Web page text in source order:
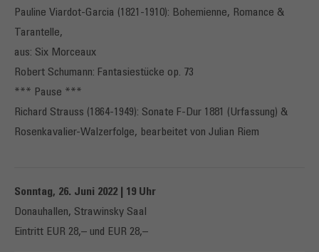
Pauline Viardot-Garcia (1821-1910): Bohemienne, Romance &
Tarantelle,
aus: Six Morceaux
Robert Schumann: Fantasiestücke op. 73
*** Pause ***
Richard Strauss (1864-1949): Sonate F-Dur 1881 (Urfassung) &
Rosenkavalier-Walzerfolge, bearbeitet von Julian Riem
Sonntag, 26. Juni 2022 | 19 Uhr
Donauhallen, Strawinsky Saal
Eintritt EUR 28,– und EUR 28,–